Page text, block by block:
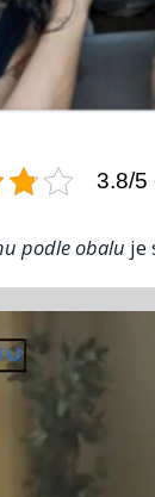
3.8/5
podle obalu je